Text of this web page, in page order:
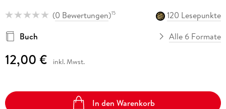
(0 Bewertungen)15
120 Lesepunkte
Buch
Alle 6 Formate
12,00 € inkl. Mwst.
In den Warenkorb